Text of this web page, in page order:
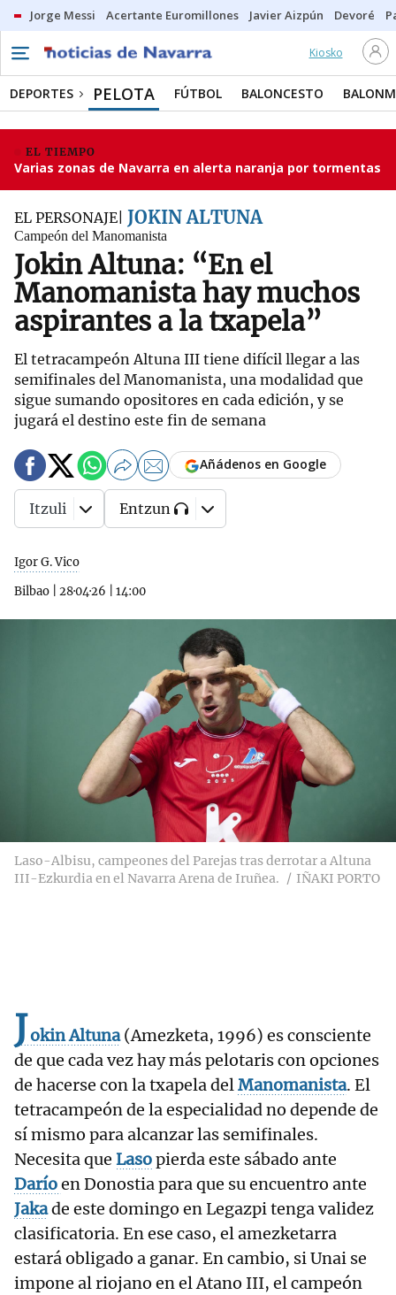
Jorge Messi Acertante Euromillones Javier Aizpún Devoré
Kiosko
DEPORTES PELOTA FÚTBOL BALONCESTO
EL TIEMPO
Varias zonas de Navarra en alerta naranja por tormentas
EL PERSONAJE JOKIN ALTUNA
Campeón del Manomanista
Jokin Altuna: “En el
Manomanista hay muchos
aspirantes a la txapela”
El tetracampeón Altuna III tiene difícil llegar a las
semifinales del Manomanista, una modalidad que
sigue sumando opositores en cada edición, y se
jugará el destino este fin de semana
Igor G. Vico
Bilbao
28·04·26 14:00
Añádenos en Google
Itzuli Entzun
Laso-Albisu, campeones del Parejas tras derrotar a Altuna
III-Ezkurdia en el Navarra Arena de Iruñea.
IÑAKI PORTO
JokinAltuna(Amezketa, 1996) es consciente
de que cada vez hay más pelotaris con opciones
de hacerse con la txapela delManomanista. El
tetracampeón de la especialidad no depende de
sí mismo para alcanzar las semifinales.
Necesita que Lasopierda este sábado ante
Daríoen Donostia para que su encuentro ante
Jakade este domingo en Legazpi tenga validez
clasificatoria. En ese caso, el amezketarra
estará obligado a ganar. En cambio, si Unai se
impone al riojano en el Atano III, el campeón